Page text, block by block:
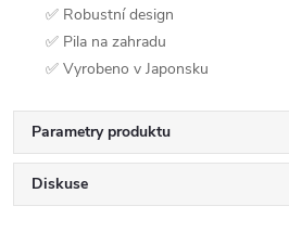
✅ Robustní design
✅ Pila na zahradu
✅ Vyrobeno v Japonsku
Parametry produktu
Diskuse